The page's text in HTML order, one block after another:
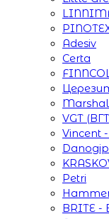
Adesiv
Certa
VGT
Vincent
Petri
BRITE